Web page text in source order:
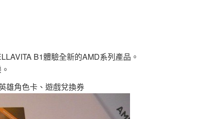
B1體驗全新的AMD系列產品。
雄角色卡、遊戲兌換券